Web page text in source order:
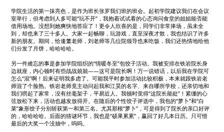
学院生活的第一抹亮色，是作为班长张罗我们班的班会。起初学院建议我们在会议
室举行，但考虑到人多可能“玩不开”，我抱着试试看的心态询问食堂的姐姐能否能
借用场地。没想到她爽快地答应了！更令人欣喜的是，同学们非常捧场，虽未全
到，却也来了三十多人。大家一起畅聊，玩游戏，直至深夜才散，我也结识了许多
新的朋友。期间，恰逢董老师，刘老师等几位院领导也来吃饭，我们还热情地给他
们分发了月饼，哈哈哈哈。
另一件难忘的事是参加学院组织的“情暖冬至”包饺子活动。我被安排在铁岩院长身
边就座，内心顿时有些战战兢兢——这可是院长啊！万一说错话，以后我在学院可
怎么“混”啊！后来证明我多虑了。可能我平时参加活动比较积极，本来就跟铁岩老
师混了个脸熟。铁岩老师竟主动问起我和江昊的名字、来自哪所学校，还亲切地和
我们唠起了家常，没有丝毫架子，平易近人。我顿时觉得“这院长能处”！紧绷的心
弦放松下来，活动也越发放得开。在随后的个性饺子评选中，我包的“萝卜”和“白
菜”象形饺子分别斩获第一和第三名。尤其那根“萝卜”，可是得到了院长的亲口好评
的，哈哈哈哈。后面的猜谜环节，我也是“硕果累累”，赢回了好几本日历。只可惜
最后的大奖一个没抽中，呜呜。